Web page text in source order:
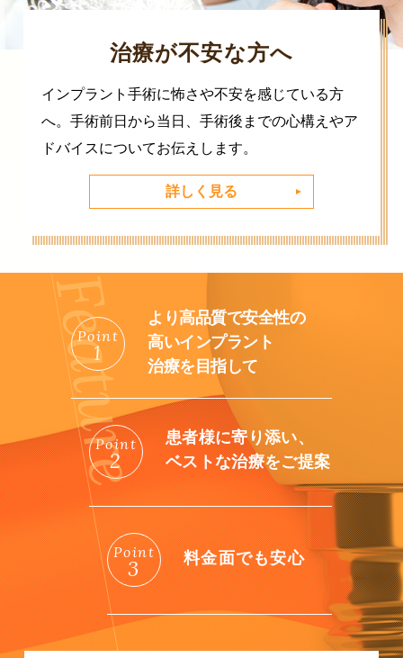
治療が不安な方へ
インプラント手術に怖さや不安を感じている方
へ。手術前日から当日、手術後までの心構えやア
ドバイスについてお伝えします。
詳しく見る
Point
1
より高品質で安全性の
高いインプラント
治療を目指して
Point
2
患者様に寄り添い、
ベストな治療をご提案
Point
3 料金面でも安心